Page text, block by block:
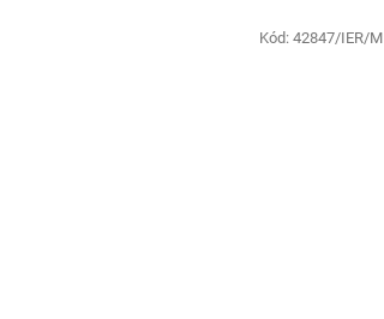
Kód: 42847/IER/M